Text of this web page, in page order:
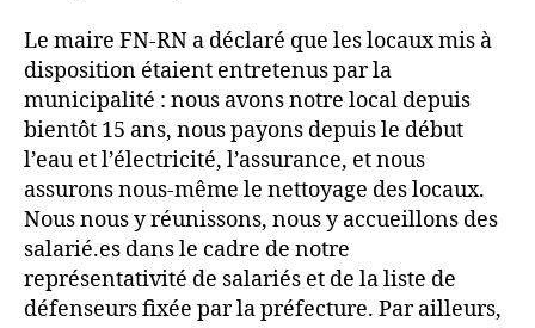
Le maire FN-RN a déclaré que les locaux mis à
disposition étaient entretenus par la
municipalité : nous avons notre local depuis
bientôt 15 ans, nous payons depuis le début
l’eau et l’électricité, l’assurance, et nous
assurons nous-même le nettoyage des locaux.
Nous nous y réunissons, nous y accueillons des
salarié.es dans le cadre de notre
représentativité de salariés et de la liste de
défenseurs fixée par la préfecture. Par ailleurs,